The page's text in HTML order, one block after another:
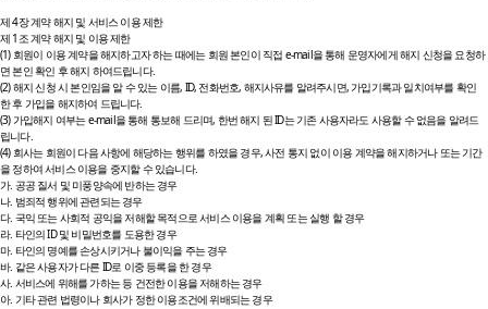
제 4장 계약 해지 및 서비스 이용 제한
제 1조 계약 해지 및 이용 제한
(1) 회원이 이용 계약을 해지하고자 하는 때에는 회원 본인이 직접 e-mail을 통해 운영자에게 해지 신청을 요청하
면 본인 확인 후 해지 하여드립니다.
(2) 해지 신청 시 본인임을 알 수 있는 이름, ID, 전화번호, 해지사유를 알려주시면, 가입기록과 일치여부를 확인
한 후 가입을 해지하여 드립니다.
(3) 가입해지 여부는 e-mail을 통해 통보해 드리며, 한번 해지 된 ID는 기존 사용자라도 사용할 수 없음을 알려드
립니다.
(4) 회사는 회원이 다음 사항에 해당하는 행위를 하였을 경우, 사전 통지 없이 이용 계약을 해지하거나 또는 기간
을 정하여 서비스 이용을 중지할 수 있습니다.
가. 공공 질서 및 미풍양속에 반하는 경우
나. 범죄적 행위에 관련되는 경우
다. 국익 또는 사회적 공익을 저해할 목적으로 서비스 이용을 계획 또는 실행 할 경우
라. 타인의 ID 및 비밀번호를 도용한 경우
마. 타인의 명예를 손상시키거나 불이익을 주는 경우
바. 같은 사용자가 다른 ID로 이중 등록을 한 경우
사. 서비스에 위해를 가하는 등 건전한 이용을 저해하는 경우
아. 기타 관련 법령이나 회사가 정한 이용조건에 위배되는 경우